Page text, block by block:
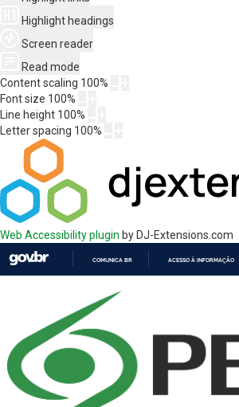
Highlight headings
Screen reader
Read mode
Content scaling 100%
Font size 100%
Line height 100%
Letter spacing 100%
Web Accessibility plugin by DJ-Extensions.com
COMUNICA BR ACESSO À INFORMAÇÃO